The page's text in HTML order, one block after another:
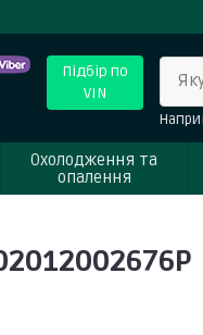
Підбір по
VIN
Охолодження та
опалення